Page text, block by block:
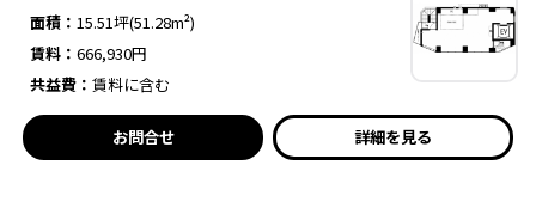
面積： 15.51坪(51.28m²)
賃料： 666,930円
共益費： 賃料に含む
お問合せ 詳細を見る